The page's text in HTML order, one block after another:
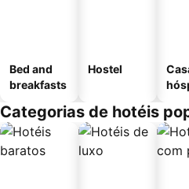
Bed and
breakfasts
Hostel
Categorias de hotéis